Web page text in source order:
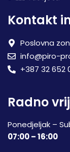
Kontakt
Poslovna
info@piro-
+387 32 652
Radno
Ponedjeljak –
07:00 – 16:00